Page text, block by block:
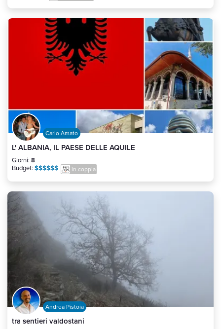
Carlo Amato
L' ALBANIA, IL PAESE DELLE AQUILE
Giorni: 8
Budget: $$$$$$ in coppia
Andrea Pistoia
tra sentieri valdostani